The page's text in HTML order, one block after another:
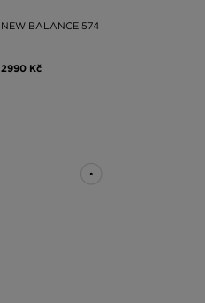
NEW BALANCE 574
2990 Kč